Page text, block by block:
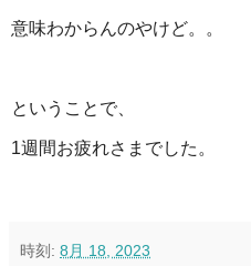
意味わからんのやけど。。
ということで、
1週間お疲れさまでした。
時刻: 8月 18, 2023